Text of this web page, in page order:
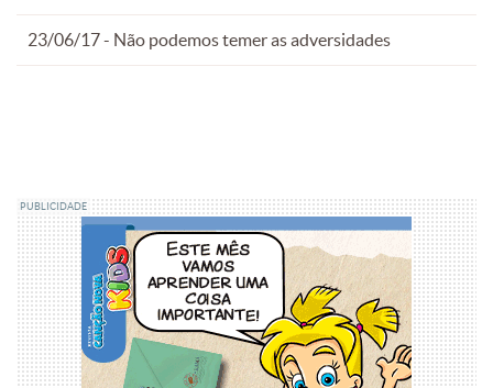
23/06/17 - Não podemos temer as adversidades
PUBLICIDADE